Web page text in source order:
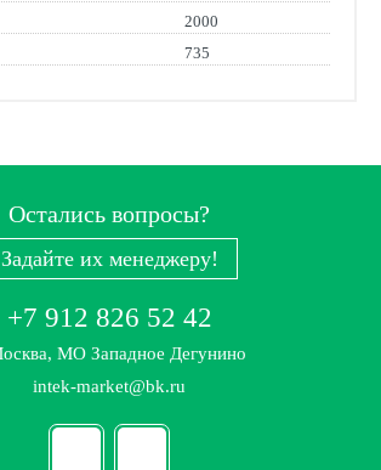
2000
735
Остались вопросы?
Задайте их менеджеру!
+7 912 826 52 42
МО Западное Дегунино
intek-market@bk.ru